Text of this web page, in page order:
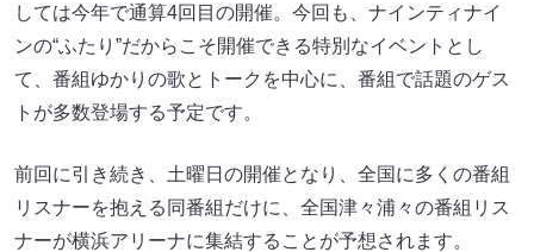
しては今年で通算4回目の開催。今回も、ナインティナイ
ンの“ふたり”だからこそ開催できる特別なイベントとし
て、番組ゆかりの歌とトークを中心に、番組で話題のゲス
トが多数登場する予定です。
前回に引き続き、土曜日の開催となり、全国に多くの番組
リスナーを抱える同番組だけに、全国津々浦々の番組リス
ナーが横浜アリーナに集結することが予想されます。